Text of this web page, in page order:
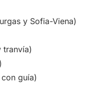
y Sofia-Viena)
tranvía)
guía)